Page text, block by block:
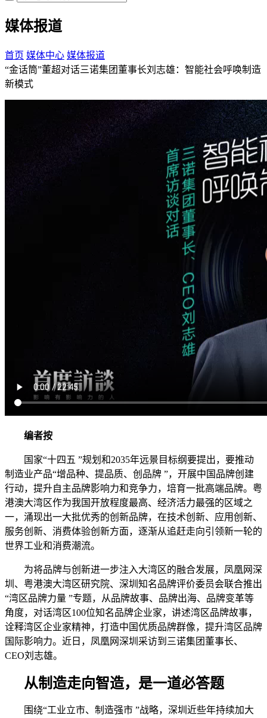
媒体报道
首页 媒体中心 媒体报道
“金话筒”董超对话三诺集团董事长刘志雄：智能社会呼唤制造
新模式
编者按
国家“十四五 ”规划和2035年远景目标纲要提出，要推动
制造业产品“增品种、提品质、创品牌 ”，开展中国品牌创建
行动，提升自主品牌影响力和竞争力，培育一批高端品牌。粤
港澳大湾区作为我国开放程度最高、经济活力最强的区域之
一，涌现出一大批优秀的创新品牌，在技术创新、应用创新、
服务创新、消费体验创新方面，逐渐从追赶走向引领新一轮的
世界工业和消费潮流。
为将品牌与创新进一步注入大湾区的融合发展，凤凰网深
圳、粤港澳大湾区研究院、深圳知名品牌评价委员会联合推出
“湾区品牌力量 ”专题，从品牌故事、品牌出海、品牌变革等
角度，对话湾区100位知名品牌企业家，讲述湾区品牌故事，
诠释湾区企业家精神，打造中国优质品牌群像，提升湾区品牌
国际影响力。近日，凤凰网深圳采访到三诺集团董事长、
CEO刘志雄。
从制造走向智造，是一道必答题
围绕“工业立市、制造强市 ”战略，深圳近些年持续加大